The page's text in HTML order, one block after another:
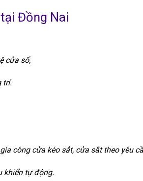
Đồng Nai
cửa sổ,
trí.
công cửa kéo sắt, cửa sắt theo yêu
khiển tự động.